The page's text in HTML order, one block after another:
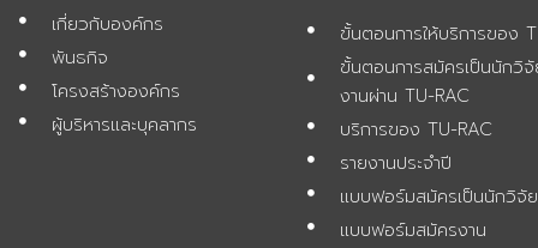
เกี่ยวกับองค์กร
พันธกิจ
โครงสร้างองค์กร
ผู้บริหารและบุคลากร
ขั้นตอนการให้บริการของ
ขั้นตอนการสมัครเป็นนักวิจั
งานผ่าน TU-RAC
บริการของ TU-RAC
รายงานประจำปี
แบบฟอร์มสมัครเป็นนักวิจัย
แบบฟอร์มสมัครงาน